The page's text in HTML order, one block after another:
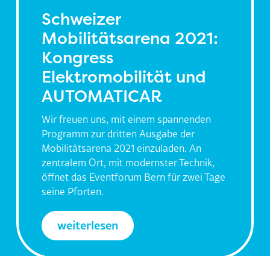
Schweizer
Mobilitätsarena 2021:
Kongress
Elektromobilität und
AUTOMATICAR
Wir freuen uns, mit einem spannenden
Programm zur dritten Ausgabe der
Mobilitätsarena 2021 einzuladen. An
zentralem Ort, mit modernster Technik,
öffnet das Eventforum Bern für zwei Tage
seine Pforten.
weiterlesen